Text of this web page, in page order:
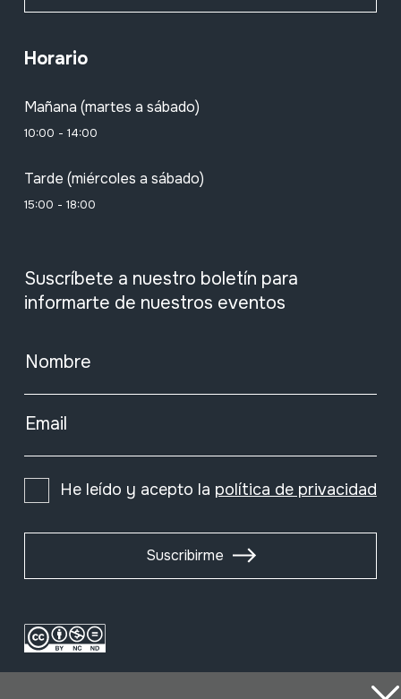
Horario
Mañana (martes a sábado)
10:00 - 14:00
Tarde (miércoles a sábado)
15:00 - 18:00
Suscríbete a nuestro boletín para
informarte de nuestros eventos
Nombre
Email
He leído y acepto la política de privacidad
Suscribirme